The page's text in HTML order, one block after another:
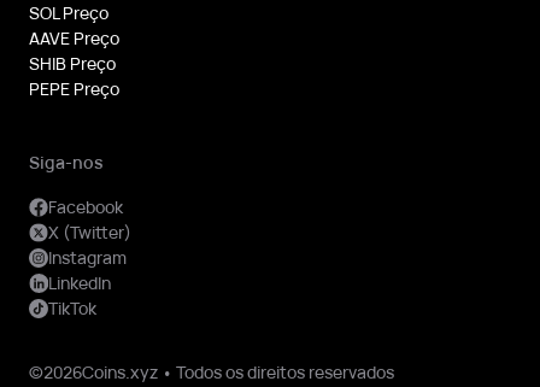
SOL Preço
AAVE Preço
SHIB Preço
PEPE Preço
©2026Coins.xyz • Todos os direitos reservados
Siga-nos
Facebook
X (Twitter)
Instagram
LinkedIn
TikTok